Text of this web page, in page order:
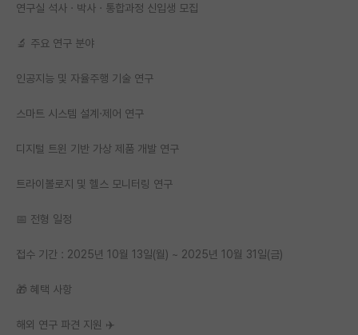
특수/전문대학원 게시판
반도체/AI 게시판
장학금/장학생 게시판
학술 정보 게시판
재팬라운지 🌸
연구실 석사 · 박사 · 통합과정 신입생 모집
🔬 주요 연구 분야
인공지능 및 자율주행 기술 연구
스마트 시스템 설계·제어 연구
디지털 트윈 기반 가상 제품 개발 연구
트라이볼로지 및 헬스 모니터링 연구
📅 전형 일정
접수 기간 : 2025년 10월 13일(월) ~ 2025년 10월 31일(금)
🎁 혜택 사항
해외 연구 파견 지원 ✈️